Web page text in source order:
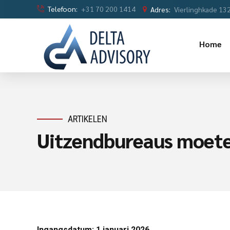
Telefoon: +31 70 200 1414 Adres: Vierlinghkade
Home
ARTIKELEN
Uitzendbureaus